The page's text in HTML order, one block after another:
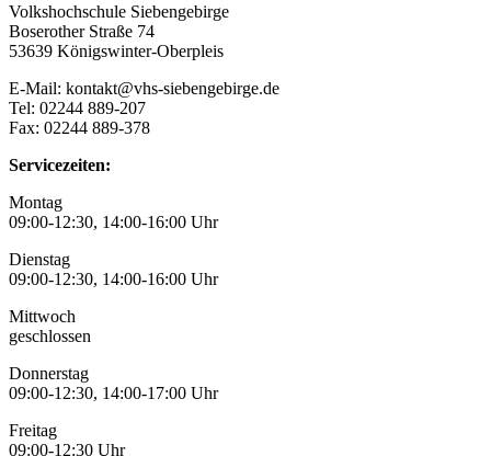
Volkshochschule Siebengebirge
Boserother Straße 74
53639 Königswinter-Oberpleis
E-Mail: kontakt@vhs-siebengebirge.de
Tel: 02244 889-207
Fax: 02244 889-378
Servicezeiten:
Montag
09:00-12:30, 14:00-16:00 Uhr
Dienstag
09:00-12:30, 14:00-16:00 Uhr
Mittwoch
geschlossen
Donnerstag
09:00-12:30, 14:00-17:00 Uhr
Freitag
09:00-12:30 Uhr